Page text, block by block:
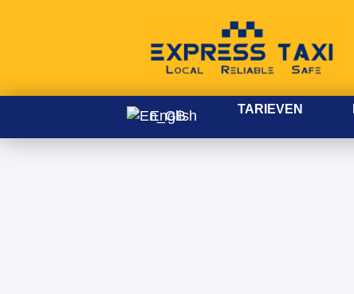
English TARIEVEN